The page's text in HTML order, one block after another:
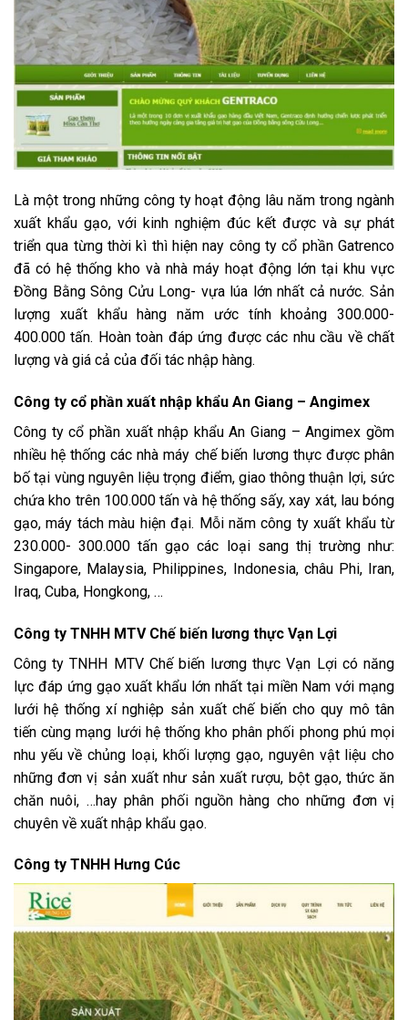
Là một trong những công ty hoạt động lâu năm trong ngành
xuất khẩu gạo, với kinh nghiệm đúc kết được và sự phát
triển qua từng thời kì thì hiện nay công ty cổ phần Gatrenco
đã có hệ thống kho và nhà máy hoạt động lớn tại khu vực
Đồng Bằng Sông Cửu Long- vựa lúa lớn nhất cả nước. Sản
lượng xuất khẩu hàng năm ước tính khoảng 300.000-
400.000 tấn. Hoàn toàn đáp ứng được các nhu cầu về chất
lượng và giá cả của đối tác nhập hàng.
Công ty cổ phần xuất nhập khẩu An Giang – Angimex
Công ty cổ phần xuất nhập khẩu An Giang – Angimex gồm
nhiều hệ thống các nhà máy chế biến lương thực được phân
bố tại vùng nguyên liệu trọng điểm, giao thông thuận lợi, sức
chứa kho trên 100.000 tấn và hệ thống sấy, xay xát, lau bóng
gạo, máy tách màu hiện đại. Mỗi năm công ty xuất khẩu từ
230.000- 300.000 tấn gạo các loại sang thị trường như:
Singapore, Malaysia, Philippines, Indonesia, châu Phi, Iran,
Iraq, Cuba, Hongkong, …
Công ty TNHH MTV Chế biến lương thực Vạn Lợi
Công ty TNHH MTV Chế biến lương thực Vạn Lợi có năng
lực đáp ứng gạo xuất khẩu lớn nhất tại miền Nam với mạng
lưới hệ thống xí nghiệp sản xuất chế biến cho quy mô tân
tiến cùng mạng lưới hệ thống kho phân phối phong phú mọi
nhu yếu về chủng loại, khối lượng gạo, nguyên vật liệu cho
những đơn vị sản xuất như sản xuất rượu, bột gạo, thức ăn
chăn nuôi, …hay phân phối nguồn hàng cho những đơn vị
chuyên về xuất nhập khẩu gạo.
Công ty TNHH Hưng Cúc